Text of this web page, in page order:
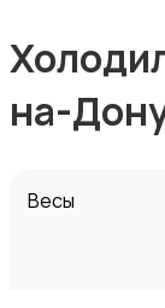
на-
Весы